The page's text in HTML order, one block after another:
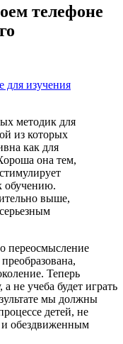
телефоне
методик для
из которых
как для
она тем,
обучению.
выше,
переосмысление
Теперь
не учеба будет играть
мы должны
детей, не
и обездвиженным